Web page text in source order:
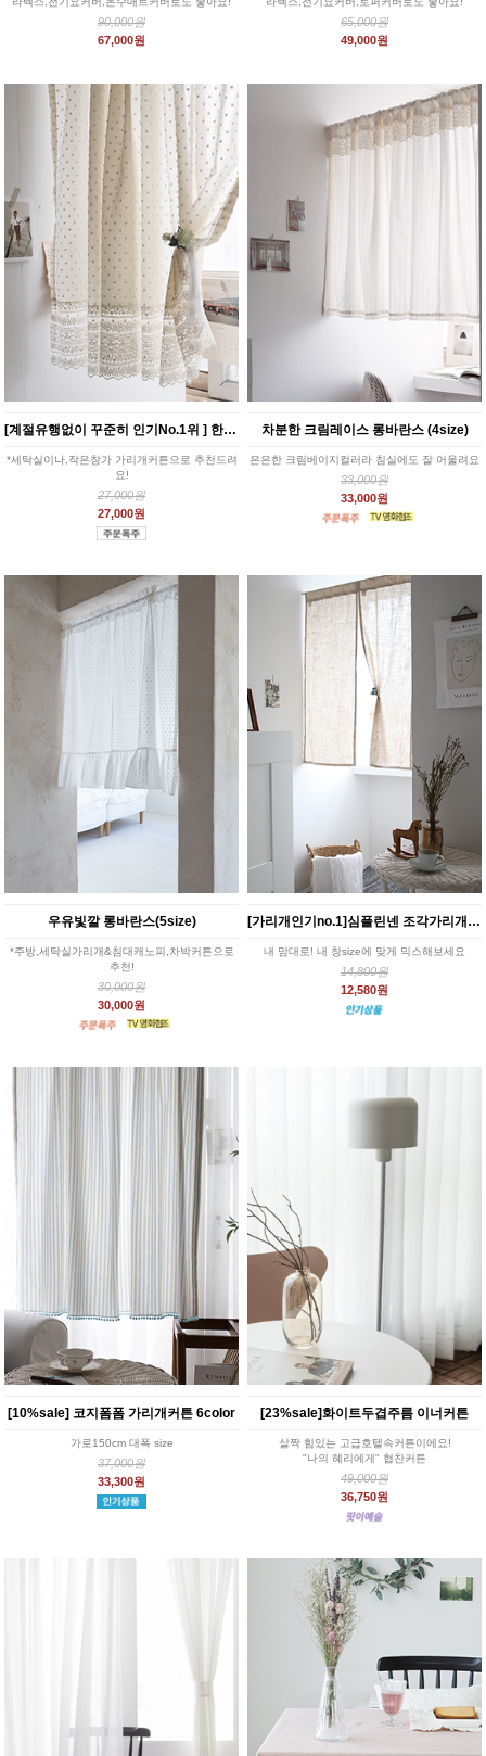
90,000원
67,000원
65,000원
49,000원
[계절유행없이 꾸준히 인기No.1위 ] 한여름밤의 꿈 롱바란스
*세탁실이나,작은창가 가리개커튼으로 추천드려
요!
27,000원
27,000원
차분한 크림레이스 롱바란스 (4size)
은은한 크림베이지컬러라 침실에도 잘 어울려요
33,000원
33,000원
우유빛깔 롱바란스(5size)
*주방,세탁실가리개&침대캐노피,차박커튼으로
추천!
30,000원
30,000원
[가리개인기no.1]심플린넨 조각가리개커튼(8color)
내 맘대로! 내 창size에 맞게 믹스해보세요
14,800원
12,580원
[10%sale] 코지폼폼 가리개커튼 6color
가로150cm 대폭 size
37,000원
33,300원
[23%sale]화이트두겹주름 이너커튼
살짝 힘있는 고급호텔속커튼이에요!
"나의 혜리에게" 협찬커튼
49,000원
36,750원